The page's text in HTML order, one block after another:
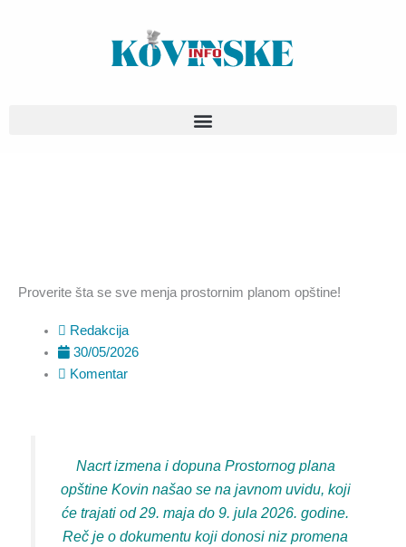
Proverite šta se sve menja prostornim planom opštine!
Redakcija
30/05/2026
Komentar
Nacrt izmena i dopuna Prostornog plana
opštine Kovin našao se na javnom uvidu, koji
će trajati od 29. maja do 9. jula 2026. godine.
Reč je o dokumentu koji donosi niz promena